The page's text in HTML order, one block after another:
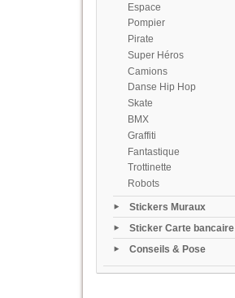
Espace
Pompier
Pirate
Super Héros
Camions
Danse Hip Hop
Skate
BMX
Graffiti
Fantastique
Trottinette
Robots
Stickers Muraux
Sticker Carte bancaire
Conseils & Pose